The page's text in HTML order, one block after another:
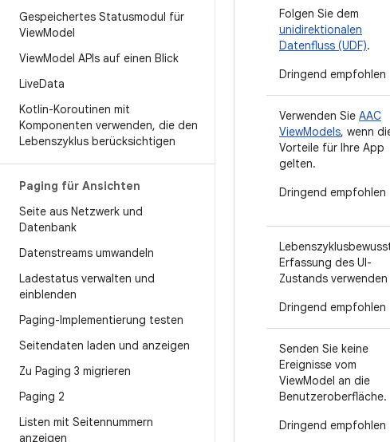
Gespeichertes Statusmodul für
ViewModel
ViewModel APIs auf einen Blick
LiveData
Kotlin-Koroutinen mit
Komponenten verwenden, die den
Lebenszyklus berücksichtigen
Paging für Ansichten
Seite aus Netzwerk und
Datenbank
Datenstreams umwandeln
Ladestatus verwalten und
einblenden
Paging-Implementierung testen
Seitendaten laden und anzeigen
Zu Paging 3 migrieren
Paging 2
Listen mit Seitennummern
anzeigen
Folgen Sie dem
unidirektionalen
Datenfluss (UDF).
Dringend empfohlen
Verwenden Sie AAC
ViewModels, wenn
Vorteile für Ihre App
gelten.
Dringend empfohlen
Erfassung des UI-
Zustands verwenden
Dringend empfohlen
Senden Sie keine
Ereignisse vom
ViewModel an die
Benutzeroberfläche.
Dringend empfohlen